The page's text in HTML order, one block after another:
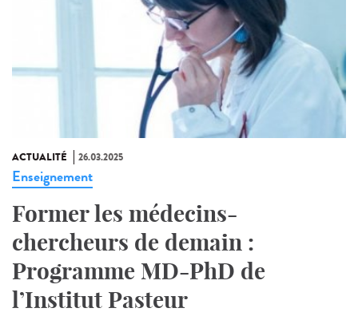
ACTUALITÉ 26.03.2025
Enseignement
Former les médecins-
chercheurs de demain :
Programme MD-PhD de
l’Institut Pasteur